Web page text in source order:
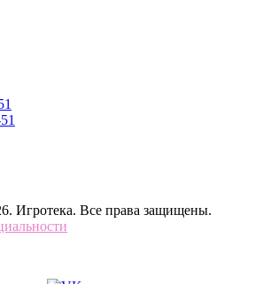
Игротека. Все права защищены.